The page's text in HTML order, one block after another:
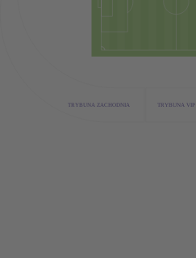
TRYBUNA ZACHODNIA TRYBUNA VIP